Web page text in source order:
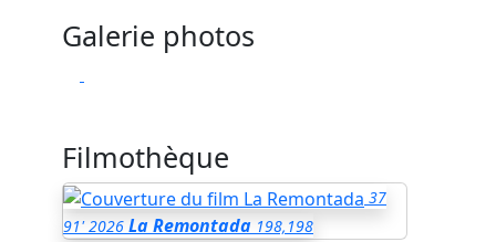
Galerie photos
Filmothèque
37
91' 2026 La Remontada 198,198